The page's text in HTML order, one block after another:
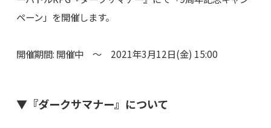
ペーン」を開催します。
開催期間: 開催中 ～ 2021年3月12日(金) 15:00
▼『ダークサマナー』について